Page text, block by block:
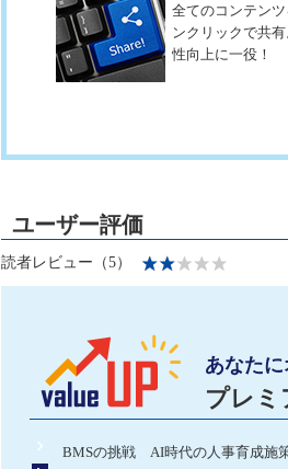
全てのコンテン
ンクリックで共
性向上に一役！
読者レビュー（5）
あなたに
プレミ
BMSの挑戦 AI時代の人事育成施